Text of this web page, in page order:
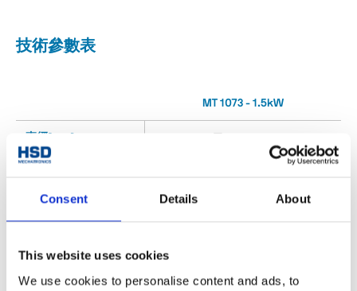
Consent Details About
This website uses cookies
We use cookies to personalise content and ads, to
技術參數表
MT 1073 - 1.5kW
扭矩 S1/S6 (40%)
[Nm]
功率 S1/S6 (40%)